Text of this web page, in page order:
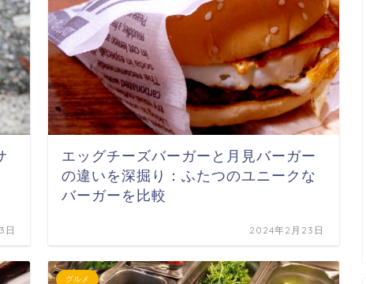
日
エッグチーズバーガーと月見バーガー
の違いを深掘り：ふたつのユニークな
バーガーを比較
2024年2月23日
グルメ